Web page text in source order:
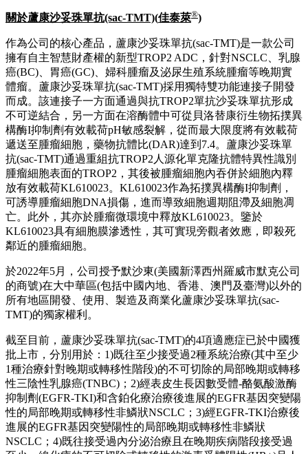
關於蘆康沙妥珠單抗(sac-TMT)(佳泰萊®)
作為公司的核心產品，蘆康沙妥珠單抗(sac-TMT)是一款公司
擁有自主智慧財產權的新型TROP2 ADC，針對NSCLC、乳腺
癌(BC)、胃癌(GC)、婦科腫瘤及泌尿生殖系統腫瘤等晚期實
體瘤。蘆康沙妥珠單抗(sac-TMT)採用獨特雙功能連接子開發
而成。該連接子一方面通過與抗TROP2單抗沙妥珠單抗形成
不可逆結合，另一方面在溶酶體中可從貝洛替康衍生物拓撲異
構酶I抑制劑有效載荷pH敏感裂解，從而最大限度將有效載荷
遞送至腫瘤細胞，藥物抗體比(DAR)達到7.4。蘆康沙妥珠單
抗(sac-TMT)通過重組抗TROP2人源化單克隆抗體特異性識別
腫瘤細胞表面的TROP2，其後被腫瘤細胞內吞併於細胞內釋
放有效載荷KL610023。KL610023作為拓撲異構酶I抑制劑，
可誘導腫瘤細胞DNA損傷，進而導致細胞週期阻滯及細胞凋
亡。此外，其亦於腫瘤微環境中釋放KL610023。鑒於
KL610023具有細胞膜滲透性，其可實現旁觀者效應，即殺死
鄰近的腫瘤細胞。
於2022年5月，公司授予默沙東(美國新澤西州羅威市默克公司
的商號)在大中華區(包括中國內地、香港、澳門及臺灣)以外的
所有地區開發、使用、製造及商業化蘆康沙妥珠單抗(sac-
TMT)的獨家權利。
截至目前，蘆康沙妥珠單抗(sac-TMT)的4項適應症已於中國獲
批上市，分別用於：1)既往至少接受過2種系統治療(其中至少
1種治療針對晚期或轉移性階段)的不可切除的局部晚期或轉移
性三陰性乳腺癌(TNBC)；2)經表皮生長因數受體-酪氨酸激酶
抑制劑(EGFR-TKI)和含鉑化療治療後進展的EGFR基因突變陽
性的局部晚期或轉移性非鱗狀NSCLC；3)經EGFR-TKI治療後
進展的EGFR基因突變陽性的局部晚期或轉移性非鱗狀
NSCLC；4)既往接受過內分泌治療且在晚期疾病階段接受過